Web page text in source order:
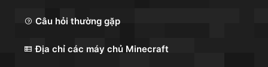
Câu hỏi thường gặp
Địa chỉ các máy chủ Minecraft